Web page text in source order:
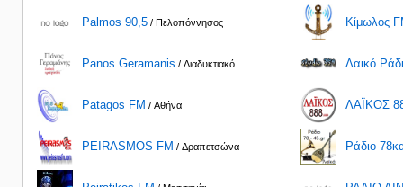
Palmos 90,5 / Πελοπόννησος
Panos Geramanis / Διαδυκτιακό
Patagos FM / Αθήνα
PEIRASMOS FM / Δραπετσώνα
Κίμωλος
Λαικό
ΛΑΪΚΟΣ
Ράδιο